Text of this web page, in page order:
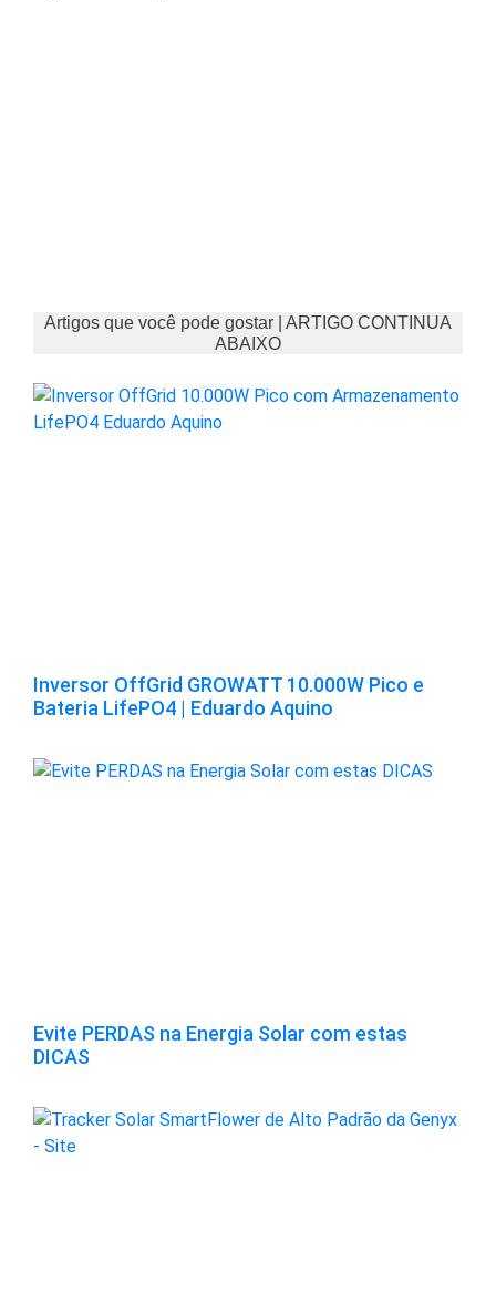
Artigos que você pode gostar | ARTIGO CONTINUA
ABAIXO
Inversor OffGrid GROWATT 10.000W Pico e
Bateria LifePO4 | Eduardo Aquino
Evite PERDAS na Energia Solar com estas
DICAS